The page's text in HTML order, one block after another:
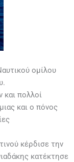
ομίλου
πολλοί
και ο πόνος
κέρδισε την
κατέκτησε